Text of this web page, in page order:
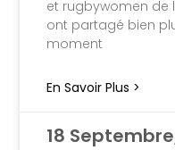
et rugbywomen de
ont partagé bien
moment
En Savoir Plus >
18